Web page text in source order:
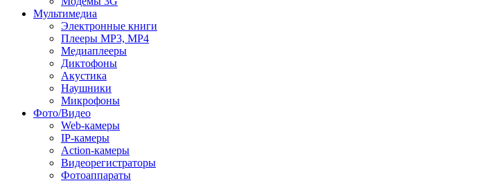
Мультимедиа
Электронные книги
Плееры MP3, MP4
Медиаплееры
Диктофоны
Акустика
Наушники
Микрофоны
Фото/Видео
Web-камеры
IP-камеры
Action-камеры
Видеорегистраторы
Фотоаппараты